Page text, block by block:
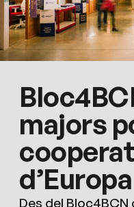
majors
d’Europa
Des del